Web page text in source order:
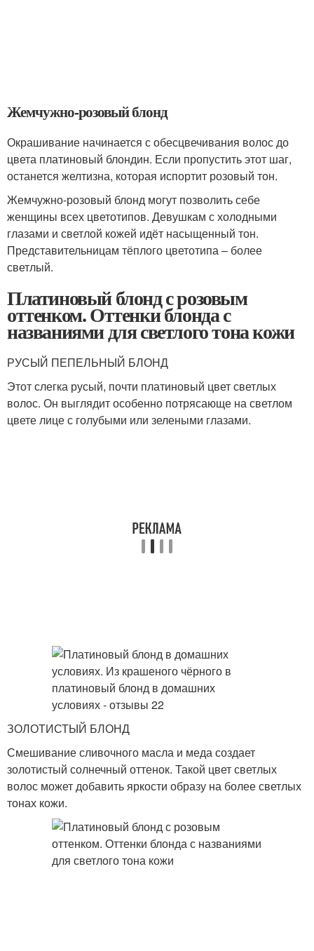
Жемчужно-розовый блонд
Окрашивание начинается с обесцвечивания волос до
цвета платиновый блондин. Если пропустить этот шаг,
останется желтизна, которая испортит розовый тон.
Жемчужно-розовый блонд могут позволить себе
женщины всех цветотипов. Девушкам с холодными
глазами и светлой кожей идёт насыщенный тон.
Представительницам тёплого цветотипа – более
светлый.
Платиновый блонд с розовым
оттенком. Оттенки блонда с
названиями для светлого тона кожи
РУСЫЙ ПЕПЕЛЬНЫЙ БЛОНД
Этот слегка русый, почти платиновый цвет светлых
волос. Он выглядит особенно потрясающе на светлом
цвете лице с голубыми или зелеными глазами.
ЗОЛОТИСТЫЙ БЛОНД
Смешивание сливочного масла и меда создает
золотистый солнечный оттенок. Такой цвет светлых
волос может добавить яркости образу на более светлых
тонах кожи.